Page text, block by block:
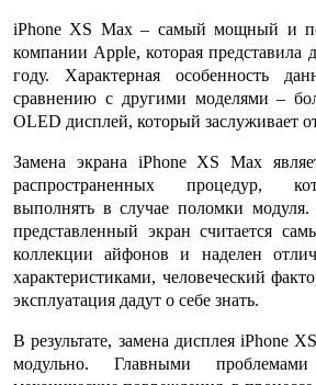
iPhone XS Max – самый мощный и
компании Apple, которая представила
году. Характерная особенность
сравнению с другими моделями –
OLED дисплей, который заслуживает
Замена экрана iPhone XS Max
распространенных процедур,
выполнять в случае поломки
представленный экран считается
коллекции айфонов и наделен
характеристиками, человеческий
эксплуатация дадут о себе знать.
В результате, замена дисплея iPhone
модульно. Главными